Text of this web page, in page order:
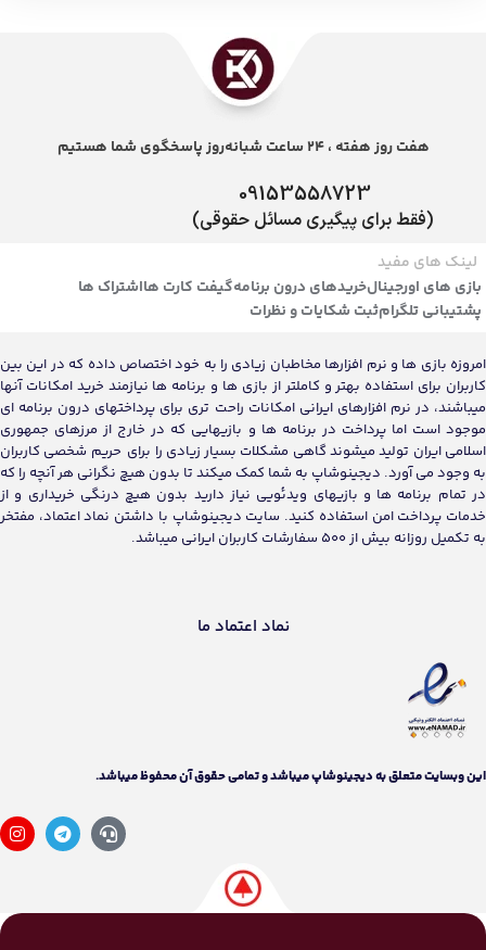
هفت روز هفته ، 24 ساعت شبانه‌روز پاسخگوی شما هستیم
09153558723
(فقط برای پیگیری مسائل حقوقی)
لینک های مفید
بازی های اورجینالخریدهای درون برنامهگیفت کارت هااشتراک ها
پشتیبانی تلگرامثبت شکایات و نظرات
امروزه بازی ها و نرم افزارها مخاطبان زیادی را به خود اختصاص داده که در این بین
کاربران برای استفاده بهتر و کاملتر از بازی ها و برنامه ها نیازمند خرید امکانات آنها
میباشند، در نرم افزارهای ایرانی امکانات راحت تری برای پرداختهای درون برنامه ای
موجود است اما پرداخت در برنامه ها و بازیهایی که در خارج از مرزهای جمهوری
اسلامی ایران تولید میشوند گاهی مشکلات بسیار زیادی را برای حریم شخصی کاربران
به وجود می آورد. دیجینوشاپ به شما کمک میکند تا بدون هیچ نگرانی هر آنچه را که
در تمام برنامه ها و بازیهای ویدئویی نیاز دارید بدون هیچ درنگی خریداری و از
خدمات پرداخت امن استفاده کنید. سایت دیجینوشاپ با داشتن نماد اعتماد، مفتخر
به تکمیل روزانه بیش از 500 سفارشات کاربران ایرانی میباشد.
نماد اعتماد ما
اين وبسايت متعلق به دیجینوشاپ ميباشد و تمامی حقوق آن محفوظ ميباشد.